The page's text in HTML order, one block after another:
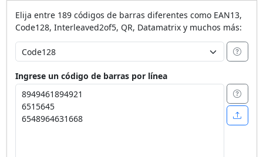
Elija entre 189 códigos de barras diferentes como EAN13,
Code128, Interleaved2of5, QR, Datamatrix y muchos más:
Ingrese un código de barras por línea